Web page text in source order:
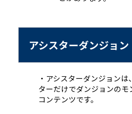
アシスターダンジョン
・アシスターダンジョン
ターだけでダンジョンのモ
コンテンツです。